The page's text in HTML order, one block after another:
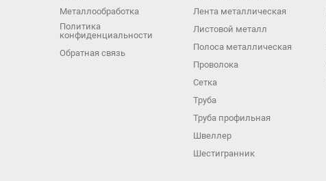
Металлообработка
Политика
конфиденциальности
Обратная связь
Лента металлическая
Листовой металл
Полоса металлическая
Проволока
Сетка
Труба
Труба профильная
Швеллер
Шестигранник